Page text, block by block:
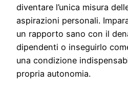
diventare l’unica misura
aspirazioni personali.
un rapporto sano con il
dipendenti o inseguirlo
una condizione
propria autonomia.